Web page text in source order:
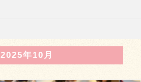
2025年10月